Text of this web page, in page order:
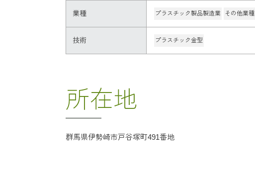
業種 プラスチック製品製造業 その他業種
技術 プラスチック金型
所在地
群馬県伊勢崎市戸谷塚町491番地